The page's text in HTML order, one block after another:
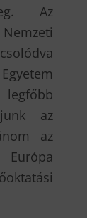
Az
az
az